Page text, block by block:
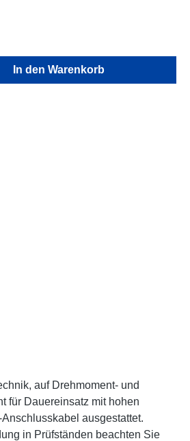
gewünschten Wert ein
In den Warenkorb
auf Drehmoment- und
für Dauereinsatz mit hohen
ausgestattet.
in Prüfständen beachten Sie